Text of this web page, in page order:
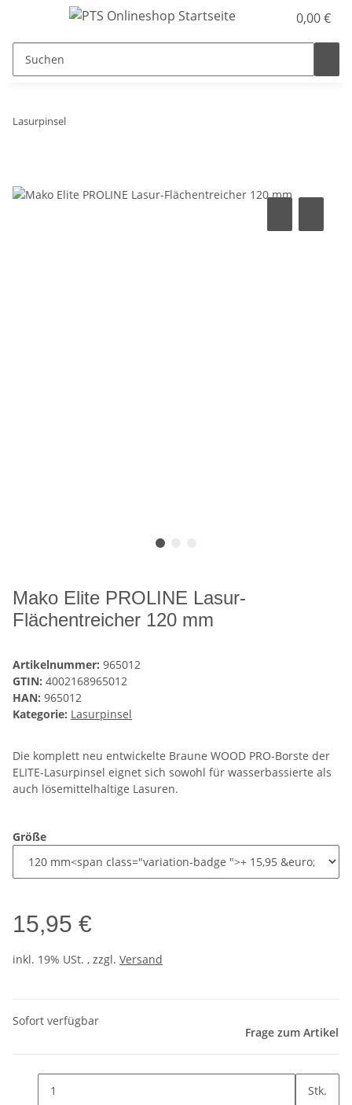
0,00 €
Lasurpinsel
Mako Elite PROLINE Lasur-
Flächentreicher 120 mm
Artikelnummer: 965012
GTIN: 4002168965012
HAN: 965012
Kategorie: Lasurpinsel
Die komplett neu entwickelte Braune WOOD PRO-Borste der
ELITE-Lasurpinsel eignet sich sowohl für wasserbassierte als
auch lösemittelhaltige Lasuren.
Größe
15,95 €
inkl. 19% USt. , zzgl. Versand
Sofort verfügbar
Frage zum Artikel
Stk.